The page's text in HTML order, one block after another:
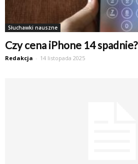
Słuchawki nauszne
Czy cena iPhone 14 spadnie?
Redakcja - 14 listopada 2025